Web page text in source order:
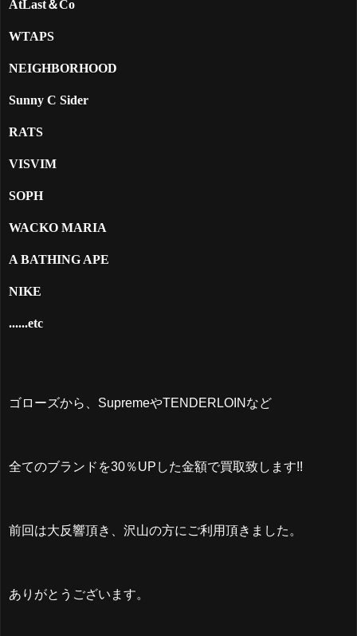
AtLast＆Co
WTAPS
NEIGHBORHOOD
Sunny C Sider
RATS
VISVIM
SOPH
WACKO MARIA
A BATHING APE
NIKE
......etc
ゴローズから、SupremeやTENDERLOINなど
全てのブランドを30％UPした金額で買取致します!!
前回は大反響頂き、沢山の方にご利用頂きました。
ありがとうございます。